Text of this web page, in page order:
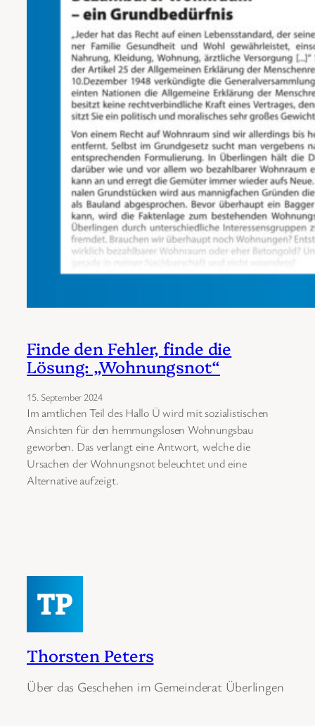
Finde den Fehler, finde die
Lösung: „Wohnungsnot“
15. September 2024
Im amtlichen Teil des Hallo Ü wird mit sozialistischen
Ansichten für den hemmungslosen Wohnungsbau
geworben. Das verlangt eine Antwort, welche die
Ursachen der Wohnungsnot beleuchtet und eine
Alternative aufzeigt.
Thorsten Peters
Über das Geschehen im Gemeinderat Überlingen